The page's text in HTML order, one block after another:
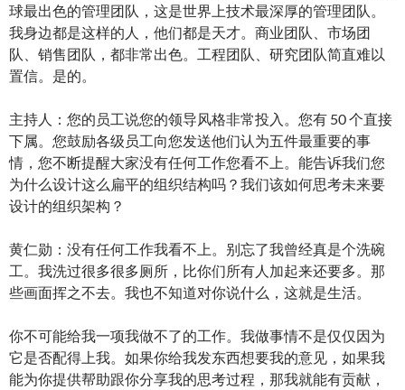
球最出色的管理团队，这是世界上技术最深厚的管理团队。
我身边都是这样的人，他们都是天才。商业团队、市场团
队、销售团队，都非常出色。工程团队、研究团队简直难以
置信。是的。
主持人：您的员工说您的领导风格非常投入。您有 50 个直接
下属。您鼓励各级员工向您发送他们认为五件最重要的事
情，您不断提醒大家没有任何工作您看不上。能告诉我们您
为什么设计这么扁平的组织结构吗？我们该如何思考未来要
设计的组织架构？
黄仁勋：没有任何工作我看不上。别忘了我曾经真是个洗碗
工。我洗过很多很多厕所，比你们所有人加起来还要多。那
些画面挥之不去。我也不知道对你说什么，这就是生活。
你不可能给我一项我做不了的工作。我做事情不是仅仅因为
它是否配得上我。如果你给我发东西想要我的意见，如果我
能为你提供帮助跟你分享我的思考过程，那我就能有贡献，